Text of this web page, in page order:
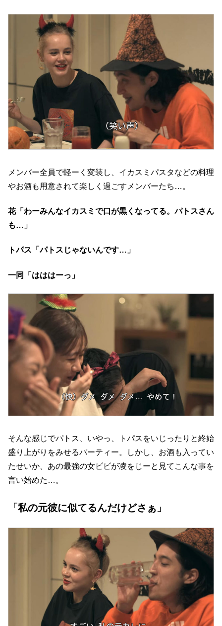
メンバー全員で軽ーく変装し、イカスミパスタなどの料理
やお酒も用意されて楽しく過ごすメンバーたち…。
花「わーみんなイカスミで口が黒くなってる。パトスさん
も…」
トパス「パトスじゃないんです…」
一同「はははーっ」
そんな感じでパトス、いやっ、トパスをいじったりと終始
盛り上がりをみせるパーティー。しかし、お酒も入ってい
たせいか、あの最強の女ビビが凌をじーと見てこんな事を
言い始めた…。
「私の元彼に似てるんだけどさぁ」